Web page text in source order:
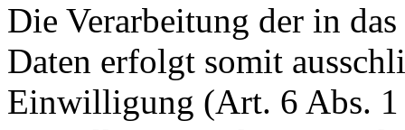
Die Verarbeitung der in
Daten erfolgt somit
Einwilligung (Art. 6 Abs. 1